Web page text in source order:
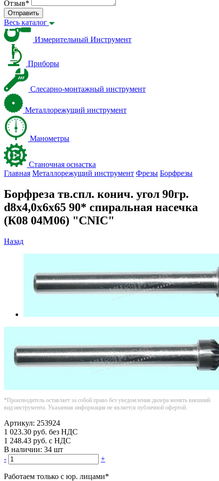
Отзыв*
Отправить
Весь каталог
Измерительный Инструмент
Приборы
Слесарно-монтажный инструмент
Металлорежущий инструмент
Манометры
Станочная оснастка
Главная Металлорежущий инструмент Фрезы Борфрезы
Борфреза тв.спл. конич. угол 90гр.
d8х4,0х6х65 90* спиральная насечка
(К08 04М06) "CNIC"
Назад
*Производитель оставляет за собой право без уведомления дилера менять внешний
вид инструмента. Указанная информация не является публичной офертой.
Артикул: 253924
1 023.30 руб. без НДС
1 248.43 руб. с НДС
В наличии: 34 шт
-
+
Работаем только с юр. лицами*